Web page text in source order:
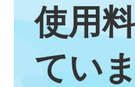
使用
ていま